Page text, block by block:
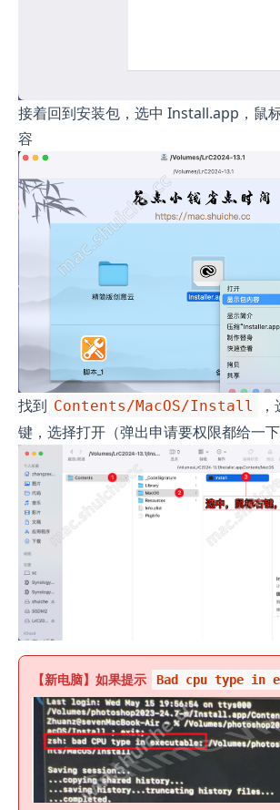
接着回到安装包，选中 Install.app，鼠
容
找到 Contents/MacOS/Install
键，选择打开（弹出申请要权限都给一下
【新电脑】如果提示 Bad cpu type in